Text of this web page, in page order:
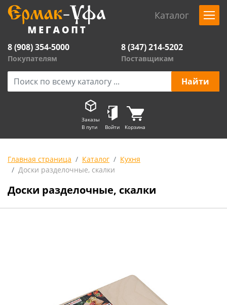
Каталог
8 (908) 354-5000
Покупателям
8 (347) 214-5202
Поставщикам
Заказы
В пути
Войти Корзина
Главная страница Каталог
Кухня
Доски разделочные, скалки
Доски разделочные, скалки